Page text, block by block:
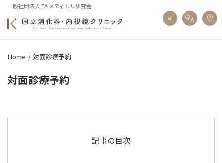
一般社団法人 EA メディカル研究会
Home 対面診療予約
対面診療予約
記事の目次